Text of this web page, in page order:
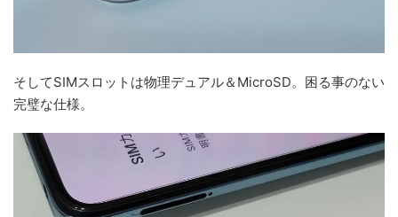
そしてSIMスロットは物理デュアル＆MicroSD。困る事のない
完璧な仕様。